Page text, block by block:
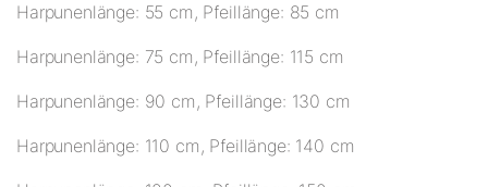
Harpunenlänge: 55 cm, Pfeillänge: 85 cm
Harpunenlänge: 75 cm, Pfeillänge: 115 cm
Harpunenlänge: 90 cm, Pfeillänge: 130 cm
Harpunenlänge: 110 cm, Pfeillänge: 140 cm